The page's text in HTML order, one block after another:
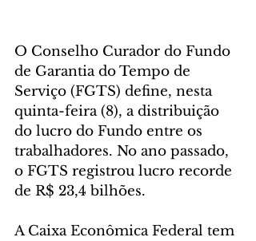
O Conselho Curador do Fundo
de Garantia do Tempo de
Serviço (FGTS) define, nesta
quinta-feira (8), a distribuição
do lucro do Fundo entre os
trabalhadores. No ano passado,
o FGTS registrou lucro recorde
de R$ 23,4 bilhões.
A Caixa Econômica Federal tem